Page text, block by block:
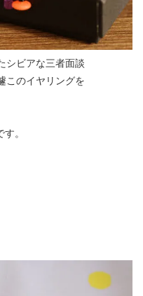
シビアな三者面談
このイヤリングを
。